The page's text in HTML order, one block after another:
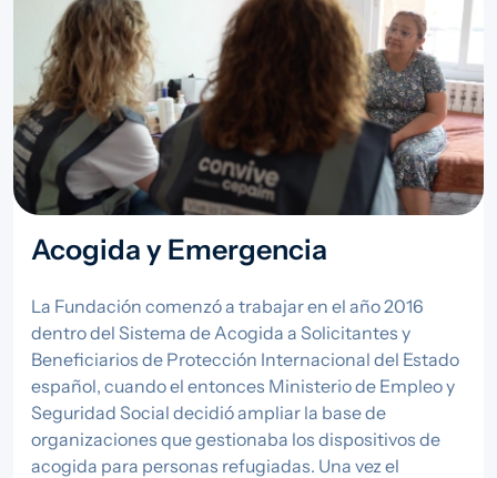
Acogida y Emergencia
La Fundación comenzó a trabajar en el año 2016
dentro del Sistema de Acogida a Solicitantes y
Beneficiarios de Protección Internacional del Estado
español, cuando el entonces Ministerio de Empleo y
Seguridad Social decidió ampliar la base de
organizaciones que gestionaba los dispositivos de
acogida para personas refugiadas. Una vez el